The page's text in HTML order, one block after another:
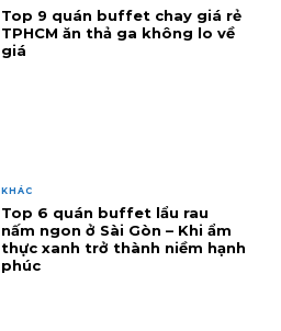
Top 9 quán buffet chay giá rẻ
TPHCM ăn thả ga không lo về
giá
KHÁC
Top 6 quán buffet lẩu rau
nấm ngon ở Sài Gòn – Khi ẩm
thực xanh trở thành niềm hạnh
phúc